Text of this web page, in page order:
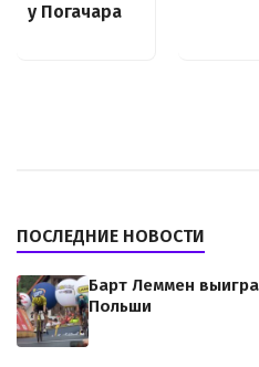
у Погачара
ПОСЛЕДНИЕ НОВОСТИ
Барт Леммен
Польши